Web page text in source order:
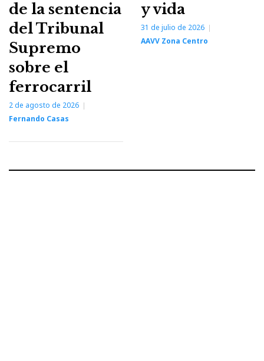
de la sentencia
del Tribunal
Supremo
sobre el
ferrocarril
2 de agosto de 2026
Fernando Casas
y vida
31 de julio de 2026
AAVV Zona Centro